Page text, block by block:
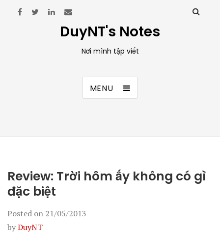
DuyNT's Notes
Nơi mình tập viết
MENU
Review: Trời hôm ấy không có gì
đặc biệt
Posted on 21/05/2013
byDuyNT